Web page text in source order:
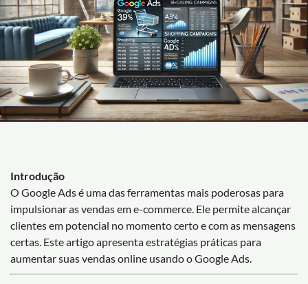
Introdução
O Google Ads é uma das ferramentas mais poderosas para
impulsionar as vendas em e-commerce. Ele permite alcançar
clientes em potencial no momento certo e com as mensagens
certas. Este artigo apresenta estratégias práticas para
aumentar suas vendas online usando o Google Ads.